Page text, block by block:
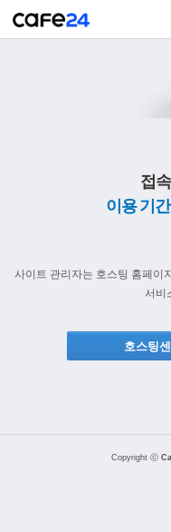
접
이용 기
사이트 관리자는 호스팅 홈페이지
서비
호스팅
Copyright ⓒ